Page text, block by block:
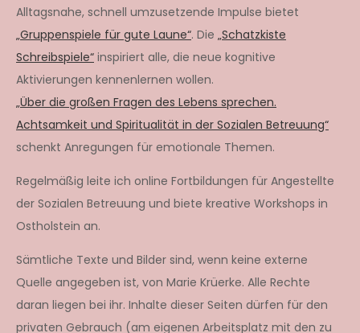
Alltagsnahe, schnell umzusetzende Impulse bietet
„Gruppenspiele für gute Laune“. Die „Schatzkiste
Schreibspiele“ inspiriert alle, die neue kognitive
Aktivierungen kennenlernen wollen.
„Über die großen Fragen des Lebens sprechen.
Achtsamkeit und Spiritualität in der Sozialen Betreuung“
schenkt Anregungen für emotionale Themen.
Regelmäßig leite ich online Fortbildungen für Angestellte
der Sozialen Betreuung und biete kreative Workshops in
Ostholstein an.
Sämtliche Texte und Bilder sind, wenn keine externe
Quelle angegeben ist, von Marie Krüerke. Alle Rechte
daran liegen bei ihr. Inhalte dieser Seiten dürfen für den
privaten Gebrauch (am eigenen Arbeitsplatz mit den zu